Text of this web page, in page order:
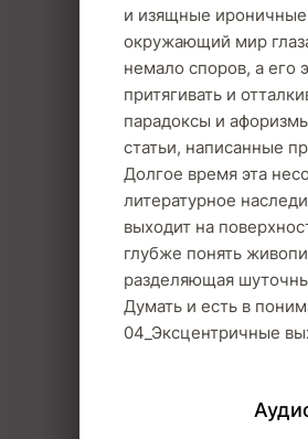
и изящные ироничные
окружающий мир
немало споров, а его
притягивать и
парадоксы и
статьи, написанные
Долгое время эта
литературное
выходит на
глубже понять
разделяющая
Думать и есть в
04_Эксцентричные